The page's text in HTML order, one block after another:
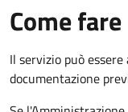
Come fare
Il servizio può
documentazione